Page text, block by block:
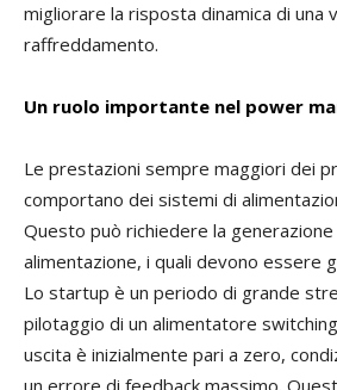
migliorare la risposta dinamica di una
raffreddamento.
Un ruolo importante nel power
Le prestazioni sempre maggiori dei
comportano dei sistemi di
Questo può richiedere la generazione
alimentazione, i quali devono essere
Lo startup è un periodo di grande
pilotaggio di un alimentatore
uscita è inizialmente pari a zero,